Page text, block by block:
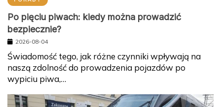
Po pięciu piwach: kiedy można prowadzić
bezpiecznie?
2026-08-04
Świadomość tego, jak różne czynniki wpływają na
naszą zdolność do prowadzenia pojazdów po
wypiciu piwa,…